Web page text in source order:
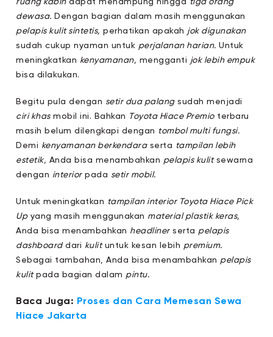
ruang kabindapat menampung hingga tiga orang
dewasa. Dengan bagian dalam masih menggunakan
pelapis kulit sintetis, perhatikan apakah jok digunakan
sudah cukup nyaman untuk perjalanan harian. Untuk
meningkatkan kenyamanan, mengganti jok lebih empuk
bisa dilakukan.
Begitu pula dengan setir dua palangsudah menjadi
ciri khasmobil ini. Bahkan Toyota Hiace Premioterbaru
masih belum dilengkapi dengan tombol multi fungsi.
Demi kenyamanan berkendaraserta tampilan lebih
estetik, Anda bisa menambahkan pelapis kulitsewarna
dengan interiorpada setir mobil.
Untuk meningkatkan tampilan interior Toyota Hiace Pick
Upyang masih menggunakan material plastik keras,
Anda bisa menambahkan headlinerserta pelapis
dashboarddari kulituntuk kesan lebih premium.
Sebagai tambahan, Anda bisa menambahkan pelapis
kulitpada bagian dalam pintu.
Baca Juga: Proses dan Cara Memesan Sewa
Hiace Jakarta